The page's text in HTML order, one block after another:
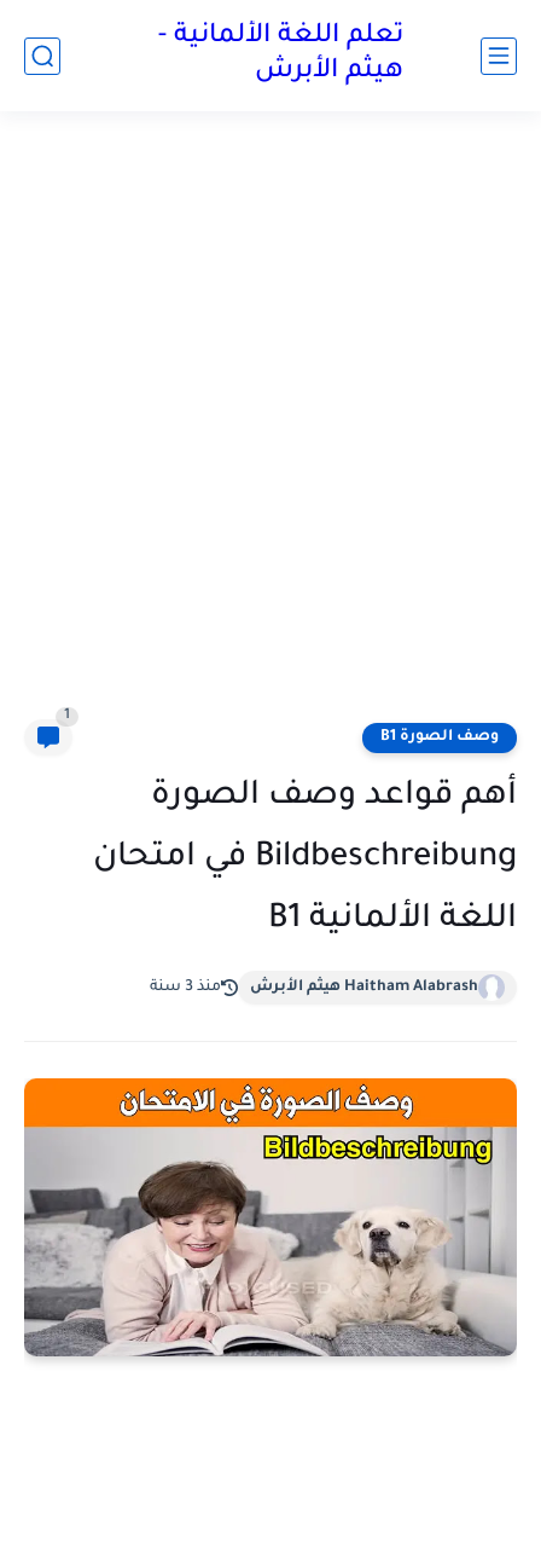
تعلم اللغة الألمانية -
هيثم الأبرش
وصف الصورة B1
1
أهم قواعد وصف الصورة
Bildbeschreibung في امتحان
اللغة الألمانية B1
Haitham Alabrash هيثم الأبرش منذ 3 سنة